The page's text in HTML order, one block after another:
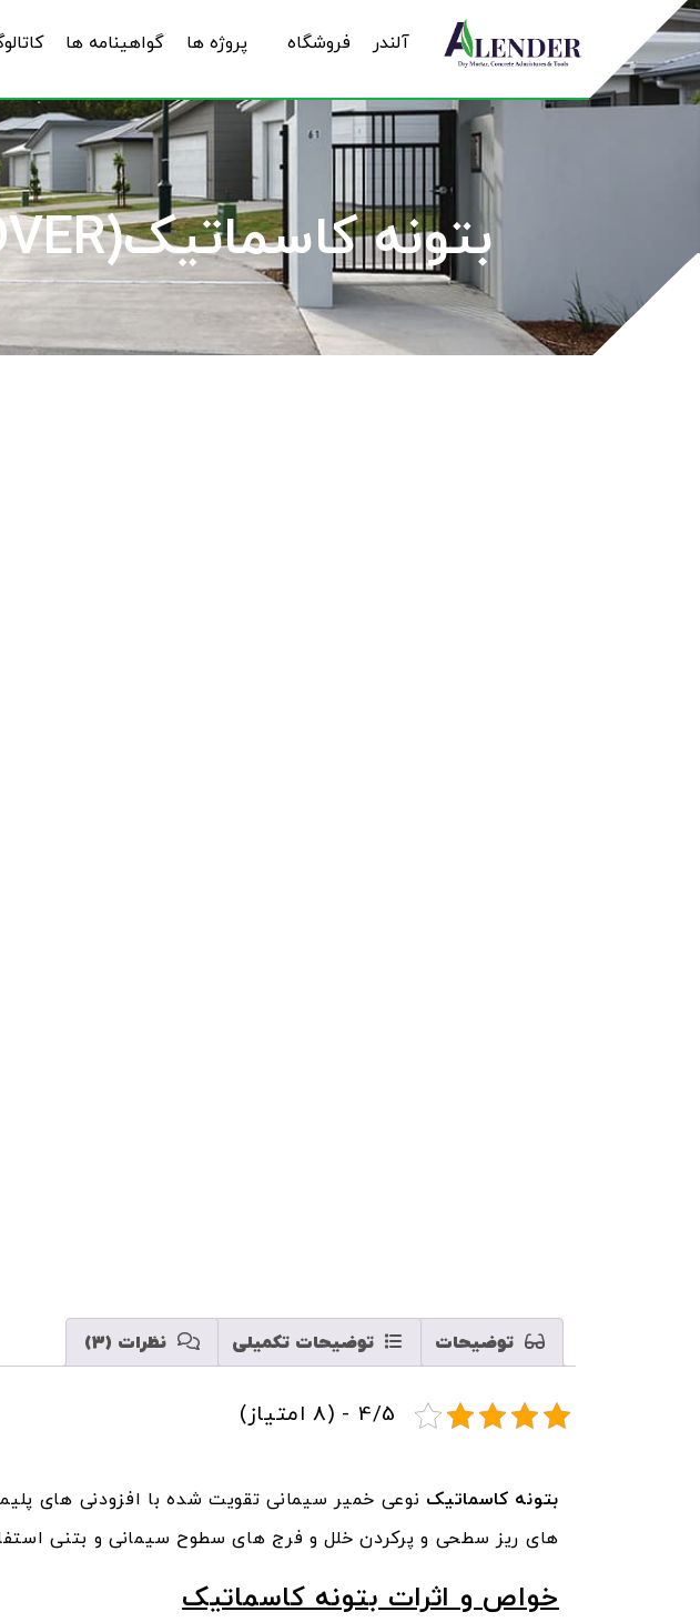
آلندر فروشگاه پروژه ها گواهینامه ها
بتونه کاسماتیک(ALEN-RECOVER)(25 کیلوگرم)
توضیحات توضیحات تکمیلی نظرات (3)
4/5 - (8 امتیاز)
بتونه کاسماتیک نوعی خمیر سیمانی تقویت شده با افزودنی های
های ریز سطحی و پرکردن خلل و فرج های سطوح سیمانی و بتنی
خواص و اثرات بتونه کاسماتیک